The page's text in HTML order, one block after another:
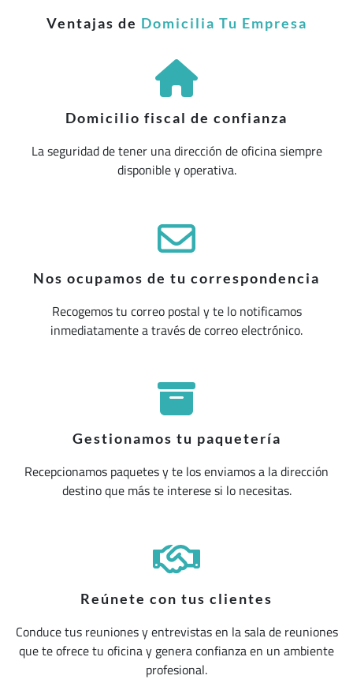
Ventajas de Domicilia Tu Empresa
Domicilio fiscal de confianza
La seguridad de tener una dirección de oficina siempre
disponible y operativa.
Nos ocupamos de tu correspondencia
Recogemos tu correo postal y te lo notificamos
inmediatamente a través de correo electrónico.
Gestionamos tu paquetería
Recepcionamos paquetes y te los enviamos a la dirección
destino que más te interese si lo necesitas.
Reúnete con tus clientes
Conduce tus reuniones y entrevistas en la sala de reuniones
que te ofrece tu oficina y genera confianza en un ambiente
profesional.